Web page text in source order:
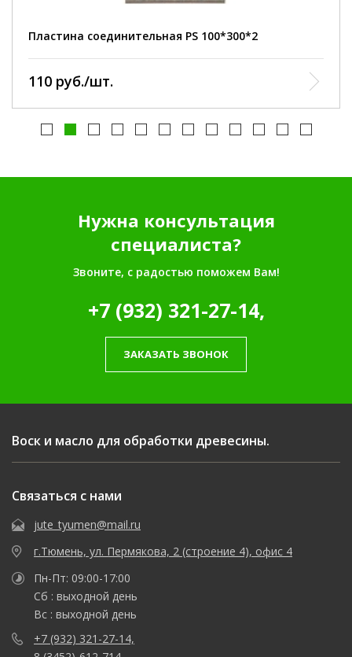
Пластина соединительная PS 100*300*2
110 руб./шт.
Нужна консультация
специалиста?
Звоните, с радостью поможем Вам!
+7 (932) 321-27-14,
ЗАКАЗАТЬ ЗВОНОК
Воск и масло для обработки древесины.
Связаться с нами
jute_tyumen@mail.ru
г.Тюмень, ул. Пермякова, 2 (строение 4), офис 4
Пн-Пт: 09:00-17:00
Сб : выходной день
Вс : выходной день
+7 (932) 321-27-14,